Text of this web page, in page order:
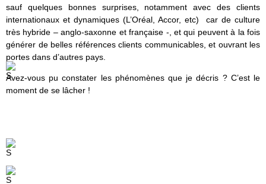
sauf quelques bonnes surprises, notamment avec des clients
internationaux et dynamiques (L’Oréal, Accor, etc) car de culture
très hybride – anglo-saxonne et française -, et qui peuvent à la fois
générer de belles références clients communicables, et ouvrant les
portes dans d’autres pays.
Avez-vous pu constater les phénomènes que je décris ? C’est le
moment de se lâcher !